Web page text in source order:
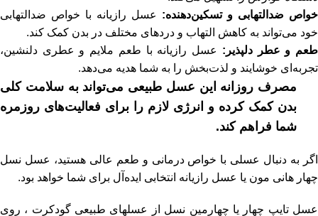
خواص ضدالتهابی و تسکین‌دهنده: عسل رازیانه با خواص ضدالتهابی
خود می‌تواند به کاهش التهاب و دردهای مختلف در بدن کمک کند.
طعم و عطر دلپذیر: عسل رازیانه با طعم ملایم و عطری دلنشین،
تجربه‌ای خوشایند و لذت‌بخش را به شما هدیه می‌دهد.
مصرف روزانه این عسل طبیعی می‌تواند به سلامت کلی
بدن کمک کرده و انرژی لازم را برای فعالیت‌های روزمره
شما فراهم کند.
اگر به دنبال عسلی با خواص درمانی و طعم عالی هستید، عسل نسل
چهار هانی مون یا عسل رازیانه انتخابی ایده‌آل برای شما خواهد بود.
عسل تایپ چهار یا چهارمین نسل از عسلهای طبیعی گودکرت ، روی